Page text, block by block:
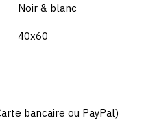
Noir & blanc
40x60
bancaire ou PayPal)